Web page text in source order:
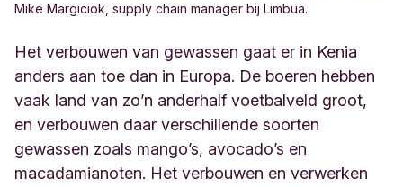
Mike Margiciok, supply chain manager bij Limbua.
Het verbouwen van gewassen gaat er in Kenia
anders aan toe dan in Europa. De boeren hebben
vaak land van zo’n anderhalf voetbalveld groot,
en verbouwen daar verschillende soorten
gewassen zoals mango’s, avocado’s en
macadamianoten. Het verbouwen en verwerken